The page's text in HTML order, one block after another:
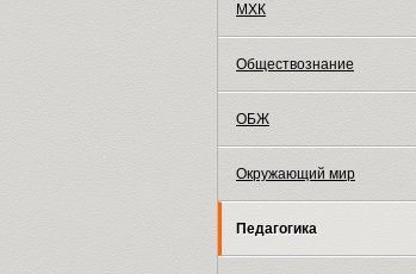
МХК
Обществознание
ОБЖ
Окружающий мир
Педагогика